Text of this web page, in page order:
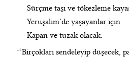
Sürçme taşı ve tökezleme
Yeruşalim’de yaşayanlar için
Kapan ve tuzak olacak.
15Birçokları sendeleyip düşecek,